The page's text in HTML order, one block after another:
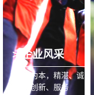
> 企业风采
以人为本，精湛、诚
信、创新、服务